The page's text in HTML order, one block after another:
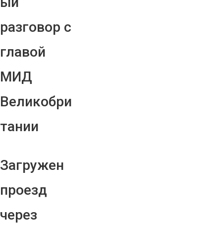
разговор с
главой
МИД
Великобри
тании
Загружен
проезд
через